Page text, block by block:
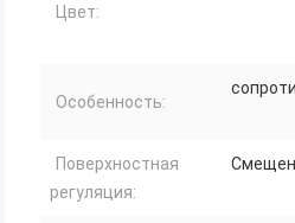
Цвет:
Особенность:
Поверхностная
регуляция: